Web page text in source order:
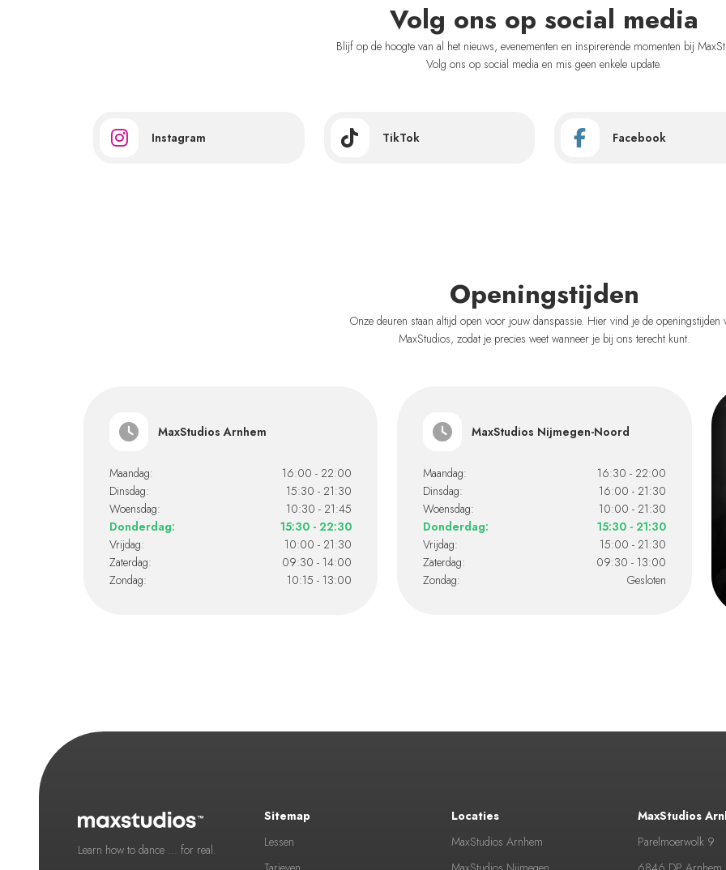
Volg ons op social media
Blijf op de hoogte van al het nieuws, evenementen en inspirerende momenten bij
Volg ons op social media en mis geen enkele update.
Instagram TikTok Facebook
Openingstijden
Onze deuren staan altijd open voor jouw danspassie. Hier vind je de openingstijden
MaxStudios, zodat je precies weet wanneer je bij ons terecht kunt.
MaxStudios Arnhem
Maandag:
16:00 - 22:00
Dinsdag:
15:30 - 21:30
Woensdag:
10:30 - 21:45
Donderdag:
15:30 - 22:30
Vrijdag:
10:00 - 21:30
Zaterdag:
09:30 - 14:00
Zondag:
10:15 - 13:00
MaxStudios Nijmegen-Noord
Maandag:
16:30 - 22:00
Dinsdag:
16:00 - 21:30
Woensdag:
10:00 - 21:30
Donderdag:
15:30 - 21:30
Vrijdag:
15:00 - 21:30
Zaterdag:
09:30 - 13:00
Zondag:
Gesloten
Learn how to dance ... for real.
Sitemap
Lessen
Locaties
MaxStudios Arnhem
MaxStudios
Parelmoerwolk 9